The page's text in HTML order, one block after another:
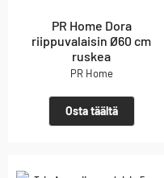
PR Home Dora
riippuvalaisin Ø60 cm
ruskea
PR Home
Osta täältä